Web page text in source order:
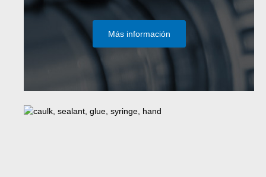
Más información